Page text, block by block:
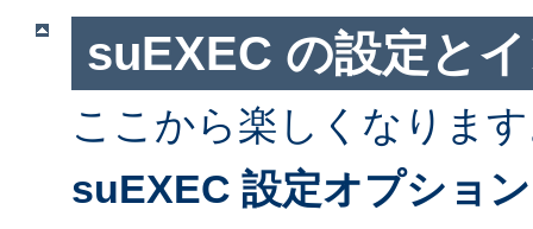
suEXEC の設定と
ここから楽しくなりま
suEXEC 設定オプション